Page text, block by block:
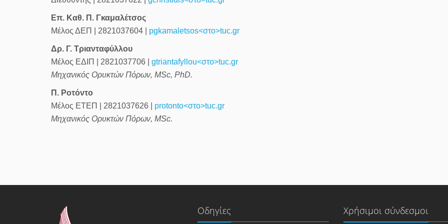
Επ. Καθ. Π. Γκαμαλέτσος
Μέλος ΔΕΠ | 2821037604 | pgkamaletsos<στο>tuc.gr
Δρ. Γ. Τριανταφύλλου
Μέλος ΕΔΙΠ | 2821037706 | gtriantafyllou<στο>tuc.gr
Μηχανικός Ορυκτών Πόρων, MSc, PhD.
Π. Ροτόντο
Μέλος ΕΤΕΠ | 2821037626 |
protonto<στο>tuc.gr
Μηχανικός Ορυκτών Πόρων, MSc.
Οδηγίες Χρήσιμοι σύνδεσμοι